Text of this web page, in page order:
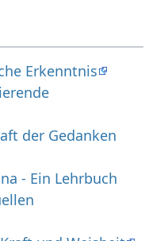
Erkenntnis
der Gedanken
- Ein Lehrbuch